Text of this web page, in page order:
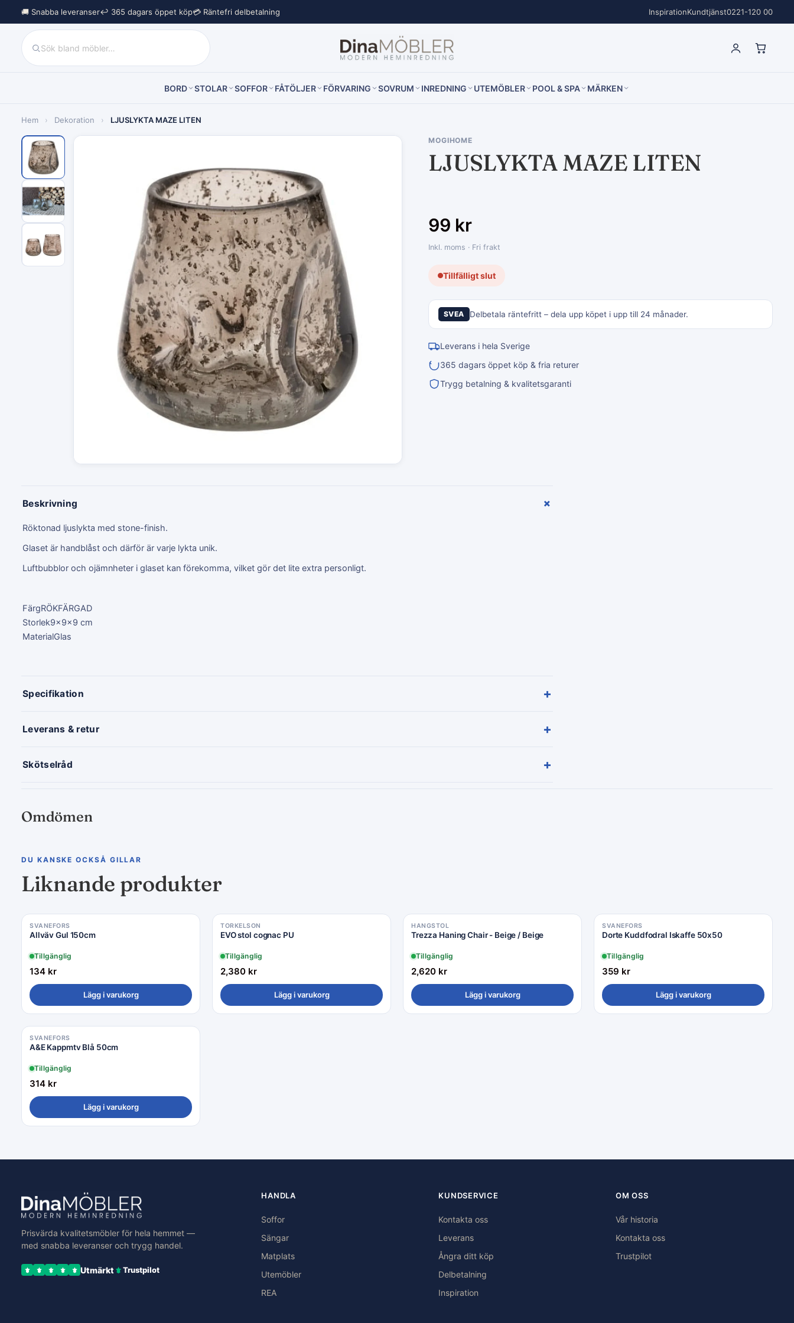
🚚 Snabba leveranser↩︎ 365 dagars öppet köp💳 Räntefri delbetalning InspirationKundtjänst0221-120 00
BORD STOLAR SOFFOR FÅTÖLJER FÖRVARING SOVRUM INREDNING UTEMÖBLER POOL & SPA MÄRKEN
Hem › Dekoration › LJUSLYKTA MAZE LITEN
MOGIHOME
LJUSLYKTA MAZE LITEN
99 kr
Inkl. moms · Fri frakt
Tillfälligt slut
SVEA Delbetala räntefritt – dela upp köpet i upp till 24 månader.
Leverans i hela Sverige
365 dagars öppet köp & fria returer
Trygg betalning & kvalitetsgaranti
Beskrivning +
Röktonad ljuslykta med stone-finish.
Glaset är handblåst och därför är varje lykta unik.
Luftbubblor och ojämnheter i glaset kan förekomma, vilket gör det lite extra personligt.
FärgRÖKFÄRGAD
Storlek9x9x9 cm
MaterialGlas
Specifikation +
Leverans & retur +
Skötselråd +
Omdömen
DU KANSKE OCKSÅ GILLAR
Liknande produkter
SVANEFORS
Allväv Gul 150cm
Tillgänglig
134 kr
Lägg i varukorg
TORKELSON
EVO stol cognac PU
Tillgänglig
2,380 kr
Lägg i varukorg
HANGSTOL
Trezza Haning Chair - Beige / Beige
Tillgänglig
2,620 kr
Lägg i varukorg
SVANEFORS
Dorte Kuddfodral Iskaffe 50x50
Tillgänglig
359 kr
Lägg i varukorg
SVANEFORS
A&E Kappmtv Blå 50cm
Tillgänglig
314 kr
Lägg i varukorg
Prisvärda kvalitetsmöbler för hela hemmet —
med snabba leveranser och trygg handel.
Utmärkt Trustpilot
HANDLA
Soffor
Sängar
Matplats
Utemöbler
REA
KUNDSERVICE
Kontakta oss
Leverans
Ångra ditt köp
Delbetalning
Inspiration
OM OSS
Vår historia
Kontakta oss
Trustpilot